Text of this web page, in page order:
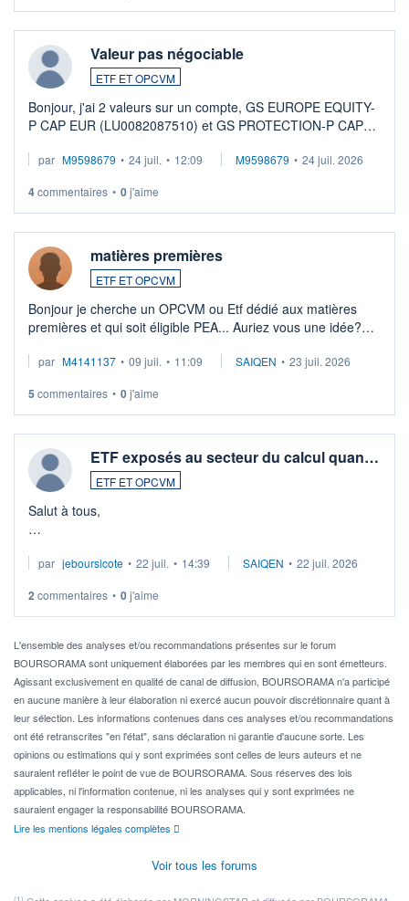
Valeur pas négociable
ETF ET OPCVM
Bonjour, j'ai 2 valeurs sur un compte, GS EUROPE EQUITY-
P CAP EUR (LU0082087510) et GS PROTECTION-P CAP
veux procéder à la vente, on me signale ...
par M9598679 • 24 juil. • 12:09 M9598679 • 24 juil. 2026
4commentaires • 0j'aime
matières premières
ETF ET OPCVM
Bonjour je cherche un OPCVM ou Etf dédié aux matières
premières et qui soit éligible PEA... Auriez vous une idée?
par M4141137 • 09 juil. • 11:09 SAIQEN • 23 juil. 2026
5 commentaires • 0j'aime
ETF exposés au secteur du calcul quan…
ETF ET OPCVM
Salut à tous,
via un ETF plutôt que des actions individuelles.
Idéalement, je voudrais qu'il soit éligible au PEA.
Pour l' ...
par jeboursicote • 22 juil. • 14:39 SAIQEN • 22 juil. 2026
2 commentaires • 0j'aime
L'ensemble des analyses et/ou recommandations présentes sur le forum
BOURSORAMA sont uniquement élaborées par les membres qui en sont émetteurs.
Agissant exclusivement en qualité de canal de diffusion, BOURSORAMA n'a participé
en aucune manière à leur élaboration ni exercé aucun pouvoir discrétionnaire quant à
leur sélection. Les informations contenues dans ces analyses et/ou recommandations
ont été retranscrites "en l'état", sans déclaration ni garantie d'aucune sorte. Les
opinions ou estimations qui y sont exprimées sont celles de leurs auteurs et ne
sauraient refléter le point de vue de BOURSORAMA. Sous réserves des lois
applicables, ni l'information contenue, ni les analyses qui y sont exprimées ne
sauraient engager la responsabilité BOURSORAMA.
Lire les mentions légales complètes
Voir tous les forums
(1)